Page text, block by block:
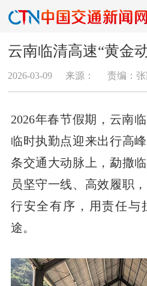
云南临清高速“黄金
2026-03-09 来源： 责编：
2026年春节假期，云南
临时执勤点迎来出行高
条交通大动脉上，勐撒
员坚守一线、高效履职
行安全有序，用责任与
途。